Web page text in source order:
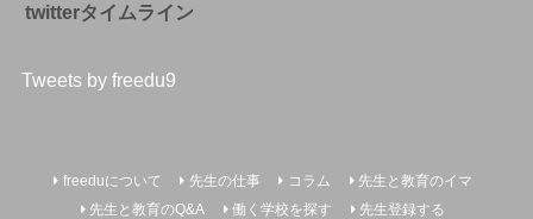
twitterタイムライン
Tweets by freedu9
freeduについて 先生の仕事 コラム
先生と教育のイマ
先生と教育のQ&A
働く学校を探す 先生登録する